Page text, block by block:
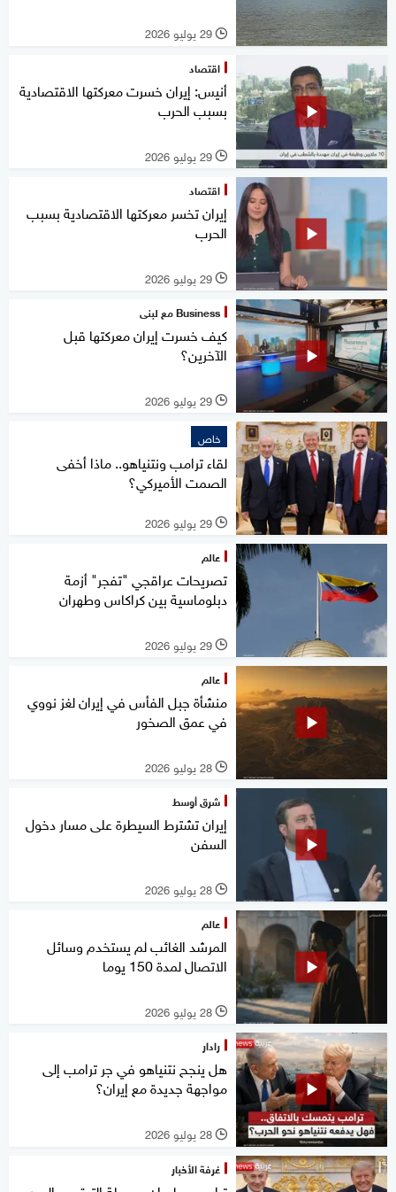
l 29 يوليو 2026
اقتصاد
أنيس: إيران خسرت معركتها الاقتصادية
بسبب الحرب
l 29 يوليو 2026
اقتصاد
إيران تخسر معركتها الاقتصادية بسبب
الحرب
l 29 يوليو 2026
Business مع لبنى
كيف خسرت إيران معركتها قبل
الآخرين؟
l 29 يوليو 2026
خاص
لقاء ترامب ونتنياهو.. ماذا أخفى
الصمت الأميركي؟
l 29 يوليو 2026
عالم
تصريحات عراقجي "تفجر" أزمة
دبلوماسية بين كراكاس وطهران
l 29 يوليو 2026
عالم
منشأة جبل الفأس في إيران لغز نووي
في عمق الصخور
l 28 يوليو 2026
شرق أوسط
إيران تشترط السيطرة على مسار دخول
السفن
l 28 يوليو 2026
عالم
المرشد الغائب لم يستخدم وسائل
الاتصال لمدة 150 يوما
l 28 يوليو 2026
رادار
هل ينجح نتنياهو في جر ترامب إلى
مواجهة جديدة مع إيران؟
l 28 يوليو 2026
غرفة الأخبار